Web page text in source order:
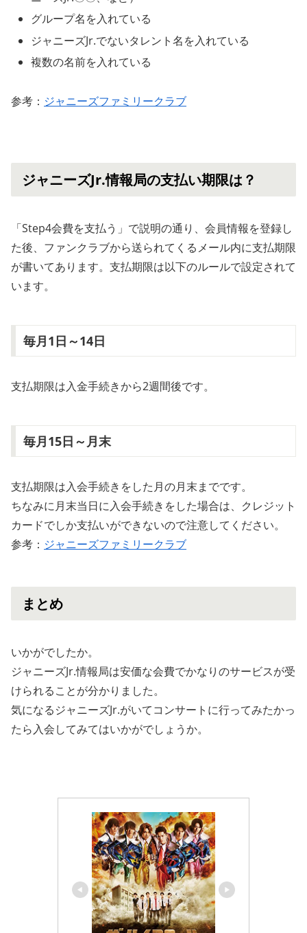
グループ名を入れている
ジャニーズJr.でないタレント名を入れている
複数の名前を入れている
参考： ジャニーズファミリークラブ
ジャニーズJr.情報局の支払い期限は？
「Step4会費を支払う」で説明の通り、会員情報を登録し
た後、ファンクラブから送られてくるメール内に支払期限
が書いてあります。支払期限は以下のルールで設定されて
います。
毎月1日～14日
支払期限は入金手続きから2週間後です。
毎月15日～月末
支払期限は入会手続きをした月の月末までです。
ちなみに月末当日に入会手続きをした場合は、クレジット
カードでしか支払いができないので注意してください。
参考： ジャニーズファミリークラブ
まとめ
いかがでしたか。
ジャニーズJr.情報局は安価な会費でかなりのサービスが受
けられることが分かりました。
気になるジャニーズJr.がいてコンサートに行ってみたかっ
たら入会してみてはいかがでしょうか。